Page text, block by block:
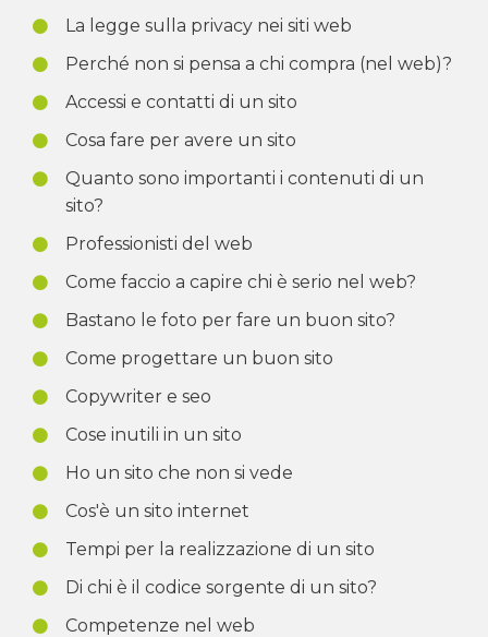
La legge sulla privacy nei siti web
Perché non si pensa a chi compra (nel web)?
Accessi e contatti di un sito
Cosa fare per avere un sito
Quanto sono importanti i contenuti di un
sito?
Professionisti del web
Come faccio a capire chi è serio nel web?
Bastano le foto per fare un buon sito?
Come progettare un buon sito
Copywriter e seo
Cose inutili in un sito
Ho un sito che non si vede
Cos'è un sito internet
Tempi per la realizzazione di un sito
Di chi è il codice sorgente di un sito?
Competenze nel web